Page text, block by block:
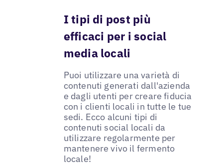
I tipi di post più
efficaci per i social
media locali
Puoi utilizzare una varietà di
contenuti generati dall'azienda
e dagli utenti per creare fiducia
con i clienti locali in tutte le tue
sedi. Ecco alcuni tipi di
contenuti social locali da
utilizzare regolarmente per
mantenere vivo il fermento
locale!